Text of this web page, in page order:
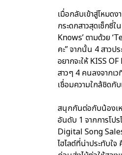
เมื่อกลับเข้าสู่โหมด
กระดกสาวสุดเซ็กซี่
Knows’ ตามด้วย
คะ” จากนั้น 4 สาวป
อยากจะให้ KISS
สาวๆ 4 คนลงจากเ
เชื่อมความใกล้ชิดกั
สนุกกันต่อกับน้องเห
อันดับ 1 จากการโป
Digital Song
ไฮไลต์ที่น่าประทับใ